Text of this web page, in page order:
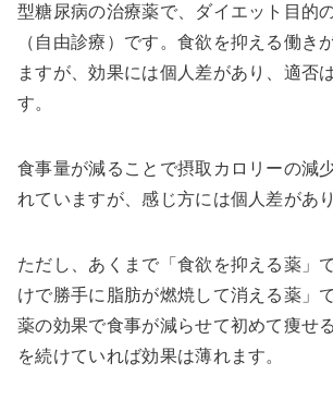
型糖尿病の治療薬で、ダイエット目的
（自由診療）です。食欲を抑える働き
ますが、効果には個人差があり、適否
す。
食事量が減ることで摂取カロリーの減
れていますが、感じ方には個人差があ
ただし、あくまで「食欲を抑える薬」
けで勝手に脂肪が燃焼して消える薬」
薬の効果で食事が減らせて初めて痩せ
を続けていれば効果は薄れます。